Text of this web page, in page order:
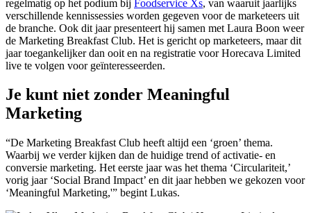
regelmatig op het podium bij Foodservice Xs, van waaruit jaarlijks
verschillende kennissessies worden gegeven voor de marketeers uit
de branche. Ook dit jaar presenteert hij samen met Laura Boon weer
de Marketing Breakfast Club. Het is gericht op marketeers, maar dit
jaar toegankelijker dan ooit en na registratie voor Horecava Limited
live te volgen voor geïnteresseerden.
Je kunt niet zonder Meaningful
Marketing
“De Marketing Breakfast Club heeft altijd een ‘groen’ thema.
Waarbij we verder kijken dan de huidige trend of activatie- en
conversie marketing. Het eerste jaar was het thema ‘Circulariteit,’
vorig jaar ‘Social Brand Impact’ en dit jaar hebben we gekozen voor
‘Meaningful Marketing,'” begint Lukas.